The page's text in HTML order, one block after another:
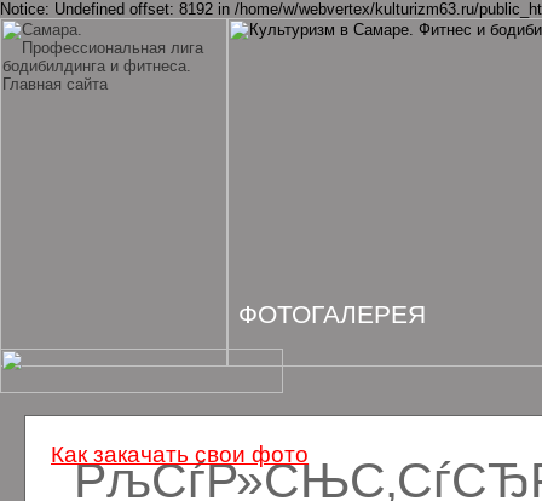
Notice: Undefined offset: 8192 in /home/w/webvertex/kulturizm63.ru/
ФОТОГАЛЕРЕЯ
Как закачать свои фото